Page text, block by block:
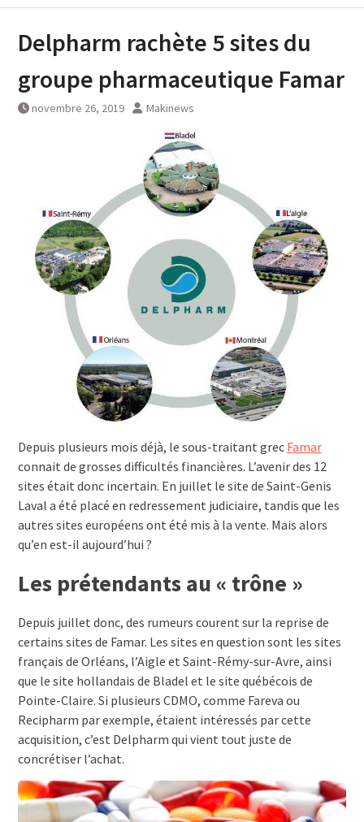
Delpharm rachète 5 sites du
groupe pharmaceutique Famar
novembre 26, 2019 Makinews
Depuis plusieurs mois déjà, le sous-traitant grec Famar
connait de grosses difficultés financières. L’avenir des 12
sites était donc incertain. En juillet le site de Saint-Genis
Laval a été placé en redressement judiciaire, tandis que les
autres sites européens ont été mis à la vente. Mais alors
qu’en est-il aujourd’hui ?
Les prétendants au « trône »
Depuis juillet donc, des rumeurs courent sur la reprise de
certains sites de Famar. Les sites en question sont les sites
français de Orléans, l’Aigle et Saint-Rémy-sur-Avre, ainsi
que le site hollandais de Bladel et le site québécois de
Pointe-Claire. Si plusieurs CDMO, comme Fareva ou
Recipharm par exemple, étaient intéressés par cette
acquisition, c’est Delpharm qui vient tout juste de
concrétiser l’achat.